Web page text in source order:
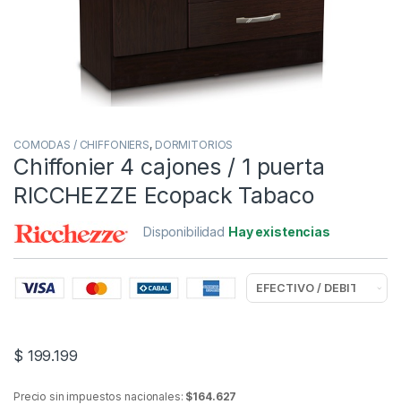
COMODAS / CHIFFONIERS, DORMITORIOS
Chiffonier 4 cajones / 1 puerta
RICCHEZZE Ecopack Tabaco
Disponibilidad Hay existencias
$ 199.199
Precio sin impuestos nacionales: $164.627